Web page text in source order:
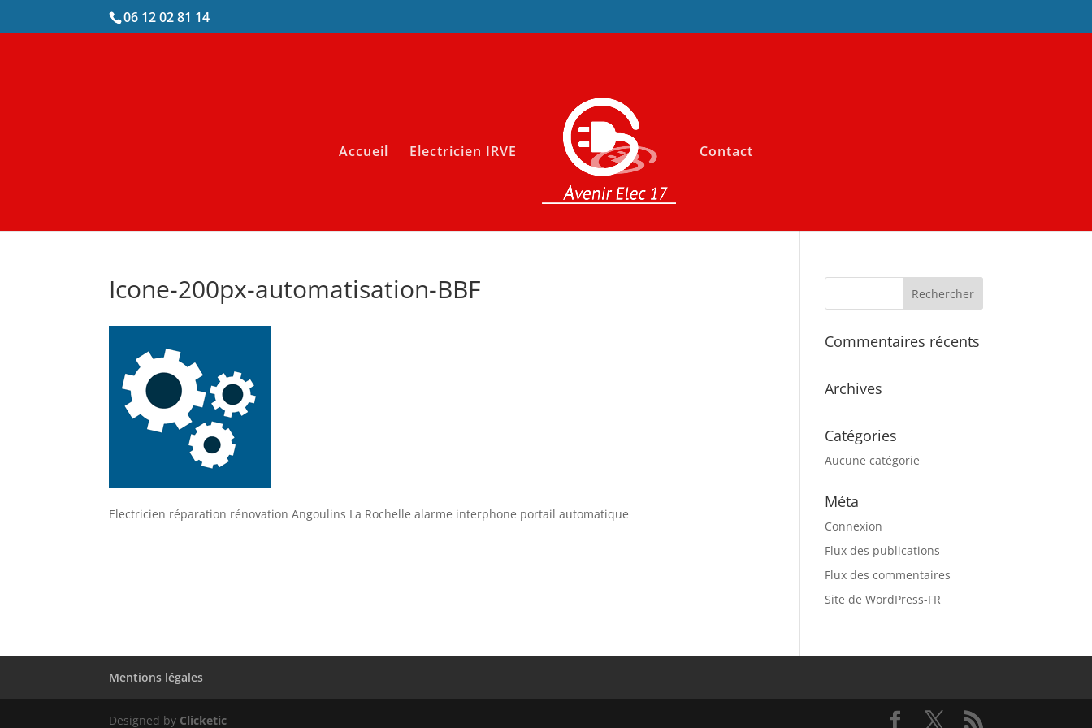
06 12 02 81 14
Accueil Electricien IRVE Contact
Icone-200px-automatisation-BBF
Electricien réparation rénovation Angoulins La Rochelle alarme interphone portail automatique
Commentaires récents
Archives
Catégories
Aucune catégorie
Méta
Connexion
Flux des publications
Flux des commentaires
Site de WordPress-FR
Mentions légales
Designed by Clicketic